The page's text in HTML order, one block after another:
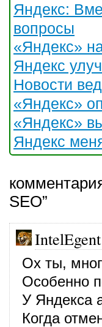
Яндекс:
вопросы
«Яндекс»
Яндекс
Новости
«Яндекс»
«Яндекс»
Яндекс
SEO”
Ох ты,
Особенно
У Яндекса
Когда